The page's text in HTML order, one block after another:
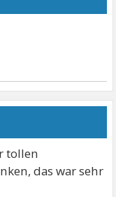
tollen
das war sehr